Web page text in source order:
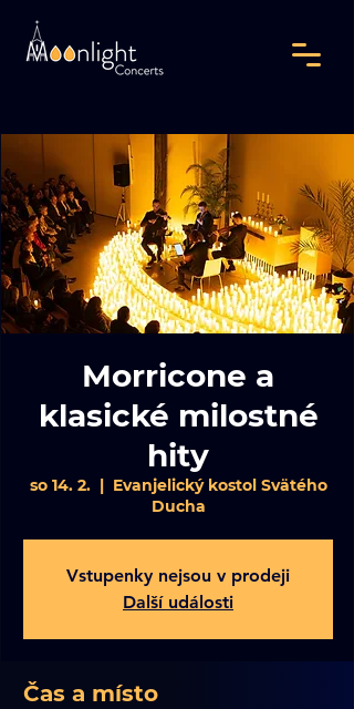
Morricone a
klasické milostné
hity
so 14. 2.
  |
Evanjelický kostol Svätého
Ducha
Vstupenky nejsou v prodeji
Další události
Čas a místo